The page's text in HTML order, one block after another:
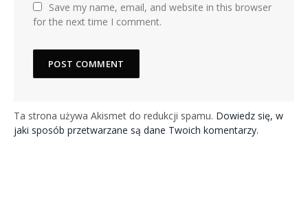
Save my name, email, and website in this browser
for the next time I comment.
Ta strona używa Akismet do redukcji spamu. Dowiedz się, w
jaki sposób przetwarzane są dane Twoich komentarzy.